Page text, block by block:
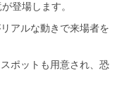
登場します。
アルな動きで来場者を
ポットも用意され、恐